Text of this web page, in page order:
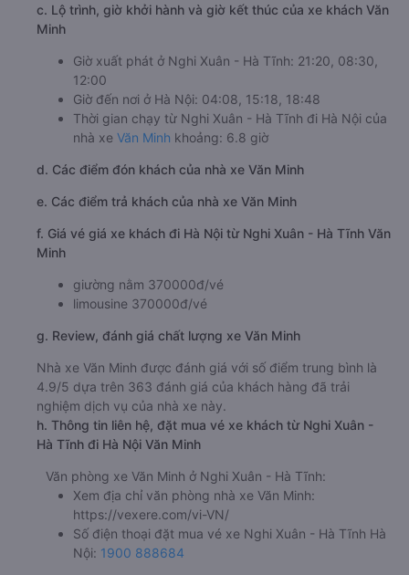
c. Lộ trình, giờ khởi hành và giờ kết thúc của xe khách Văn
Minh
Giờ xuất phát ở Nghi Xuân - Hà Tĩnh: 21:20, 08:30,
12:00
Giờ đến nơi ở Hà Nội: 04:08, 15:18, 18:48
Thời gian chạy từ Nghi Xuân - Hà Tĩnh đi Hà Nội của
nhà xe Văn Minh khoảng: 6.8 giờ
d. Các điểm đón khách của nhà xe Văn Minh
e. Các điểm trả khách của nhà xe Văn Minh
f. Giá vé giá xe khách đi Hà Nội từ Nghi Xuân - Hà Tĩnh Văn
Minh
giường nằm 370000đ/vé
limousine 370000đ/vé
g. Review, đánh giá chất lượng xe Văn Minh
Nhà xe Văn Minh được đánh giá với số điểm trung bình là
4.9/5 dựa trên 363 đánh giá của khách hàng đã trải
nghiệm dịch vụ của nhà xe này.
h. Thông tin liên hệ, đặt mua vé xe khách từ Nghi Xuân -
Hà Tĩnh đi Hà Nội Văn Minh
Văn phòng xe Văn Minh ở Nghi Xuân - Hà Tĩnh:
Xem địa chỉ văn phòng nhà xe Văn Minh:
https://vexere.com/vi-VN/
Số điện thoại đặt mua vé xe Nghi Xuân - Hà Tĩnh Hà
Nội: 1900 888684